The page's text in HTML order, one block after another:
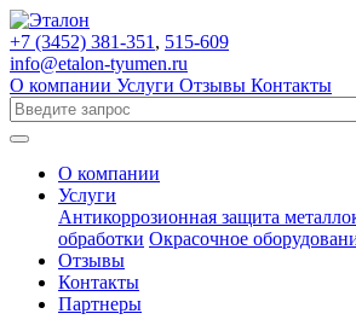
+7 (3452) 381-351 , 515-609
info@etalon-tyumen.ru
О компании Услуги Отзывы Контакты
О компании
Услуги
Антикоррозионная защита
обработки Окрасочное
Отзывы
Контакты
Партнеры